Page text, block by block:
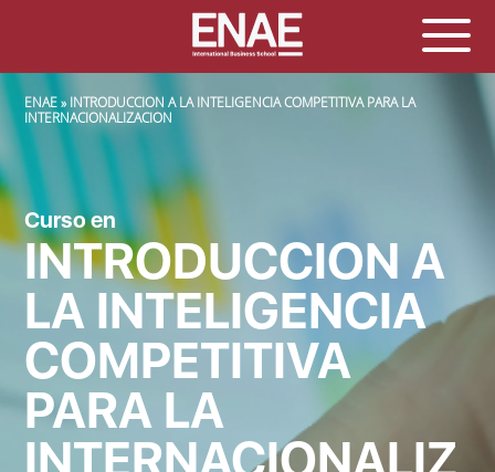
SOBRESCRIBIR ENLACES DE AYUDA A LA NAVEGACIÓN
ENAE INTRODUCCION A LA INTELIGENCIA COMPETITIVA PARA LA
INTERNACIONALIZACION
Curso en
INTRODUCCION A
LA INTELIGENCIA
COMPETITIVA
PARA LA
INTERNACIONALIZ